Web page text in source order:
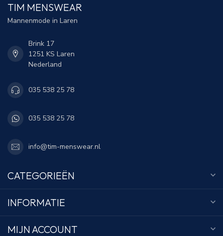
TIM MENSWEAR
Mannenmode in Laren
Brink 17
1251 KS Laren
Nederland
035 538 25 78
035 538 25 78
info@tim-menswear.nl
CATEGORIEËN
INFORMATIE
MIJN ACCOUNT